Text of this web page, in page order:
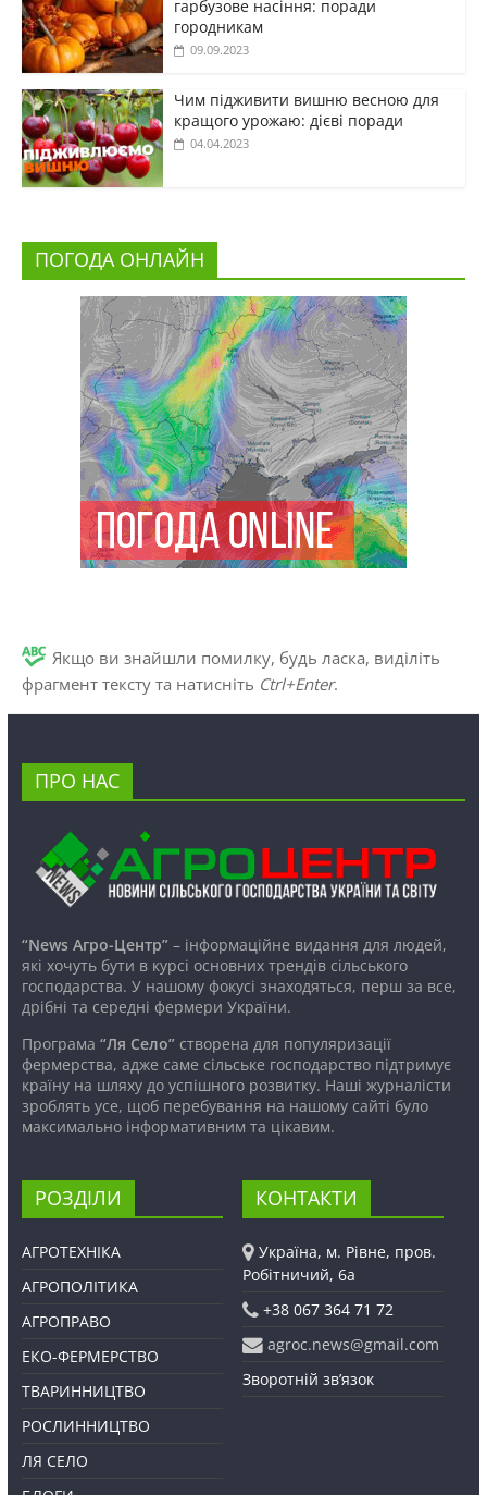
гарбузове насіння: поради
городникам
09.09.2023
Чим підживити вишню весною для
кращого урожаю: дієві поради
04.04.2023
ПОГОДА ОНЛАЙН
Якщо ви знайшли помилку, будь ласка, виділіть
фрагмент тексту та натисніть Ctrl+Enter.
ПРО НАС
“News Агро-Центр”– інформаційне видання для людей,
які хочуть бути в курсі основних трендів сільського
господарства. У нашому фокусі знаходяться, перш за все,
дрібні та середні фермери України.
Програма “Ля Село”створена для популяризації
фермерства, адже саме сільське господарство підтримує
країну на шляху до успішного розвитку. Наші журналісти
зроблять усе, щоб перебування на нашому сайті було
максимально інформативним та цікавим.
РОЗДІЛИ
АГРОТЕХНІКА
АГРОПОЛІТИКА
АГРОПРАВО
ЕКО-ФЕРМЕРСТВО
ТВАРИННИЦТВО
РОСЛИННИЦТВО
ЛЯ СЕЛО
КОНТАКТИ
Україна, м. Рівне, пров.
Робітничий, 6а
+38 067 364 71 72
agroc.news@gmail.com
Зворотній зв’язок